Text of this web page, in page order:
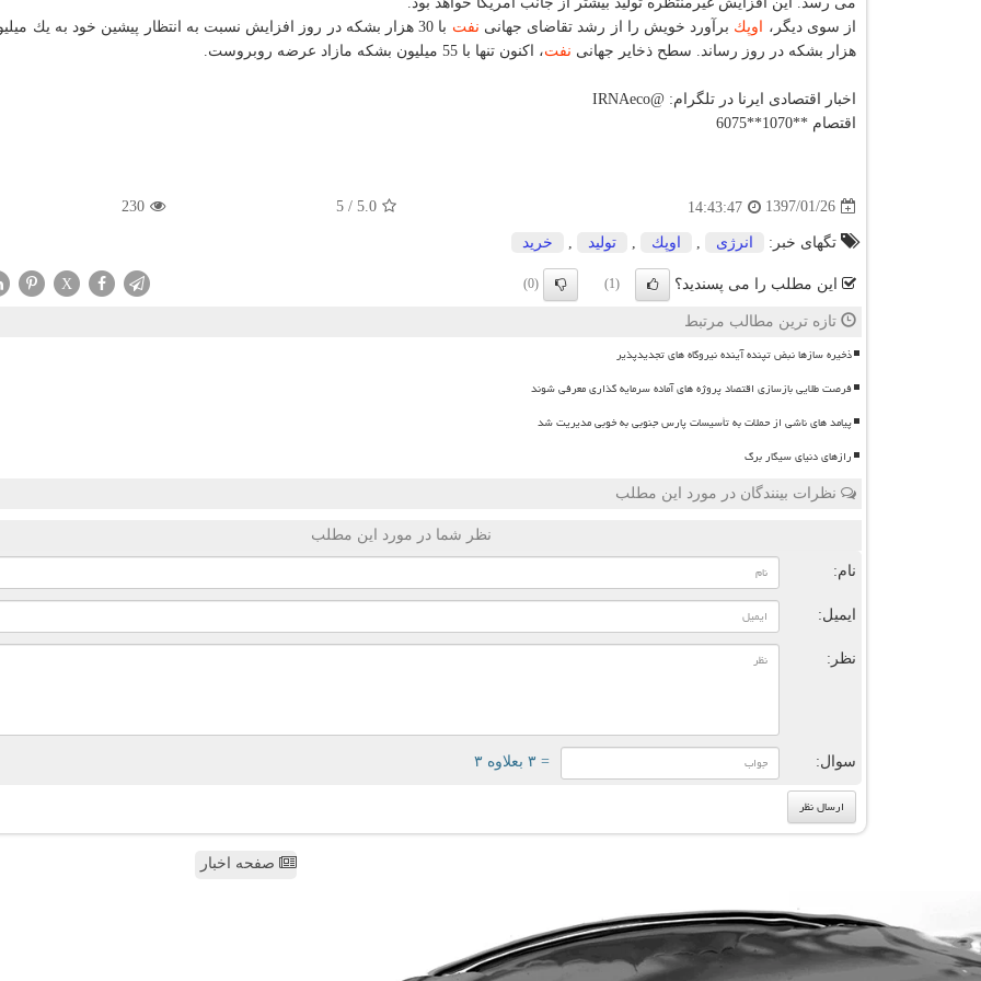
از سوی دیگر،
اوپك برآورد خویش را از رشد تقاضای جهانی نفت
هزار بشكه در روز رساند. سطح ذخایر جهانی نفت، اكنون تنها با 55 میلیون بشكه مازاد عرضه روبروست.
اخبار اقتصادی ایرنا در تلگرام: @IRNAeco
اقتصام **1070**6075
1397/01/26
14:43:47
5.0
/
5
230
تگهای خبر: انرژی اوپك تولید خرید
این مطلب را می پسندید؟ (1)
(0)
X
تازه ترین مطالب مرتبط
ذخیره سازها نبض تپنده آینده نیروگاه های تجدیدپذیر
فرصت طلایی بازسازی اقتصاد پروژه های آماده سرمایه گذاری معرفی شوند
پیامد های ناشی از حملات به تأسیسات پارس جنوبی به خوبی مدیریت شد
رازهای دنیای سیگار برگ
نظرات بینندگان در مورد این مطلب
نظر شما در مورد این مطلب
نام:
ایمیل:
نظر:
سوال: = ۳ بعلاوه ۳
صفحه اخبار